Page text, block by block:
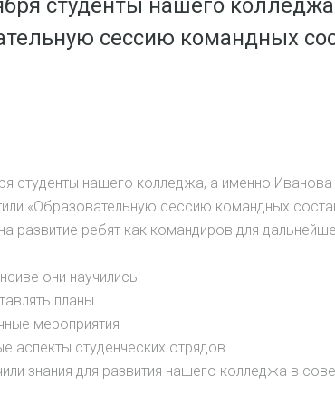
студенты нашего
сессию командных
студенты нашего колледжа, а именно
«Образовательную сессию командных
развитие ребят как командиров для
они научились:
планы
мероприятия
аспекты студенческих отрядов
знания для развития нашего колледжа в